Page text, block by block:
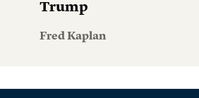
Trump
Fred Kaplan